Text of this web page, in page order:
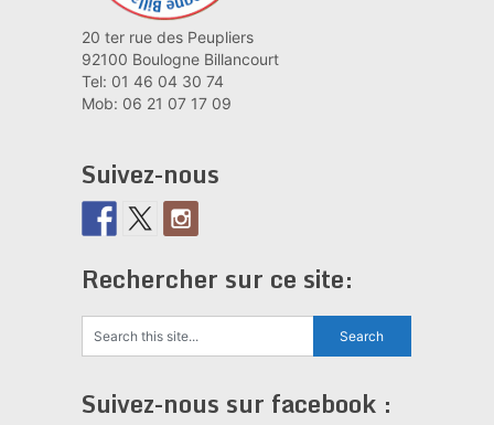
20 ter rue des Peupliers
92100 Boulogne Billancourt
Tel: 01 46 04 30 74
Mob: 06 21 07 17 09
Suivez-nous
Rechercher sur ce site:
Suivez-nous sur facebook :